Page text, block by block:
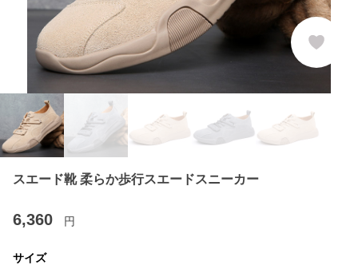
スエード靴 柔らか歩行スエードスニーカー
6,360 円
サイズ